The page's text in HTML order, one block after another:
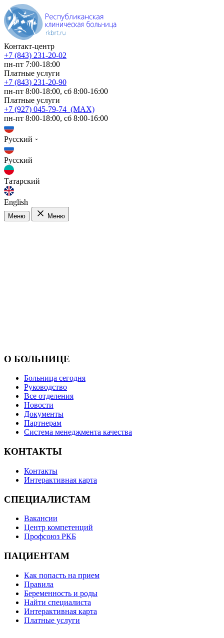
Контакт-центр
+7 (843) 231-20-02
пн-пт 7:00-18:00
Платные услуги
+7 (843) 231-20-90
пн-пт 8:00-18:00, сб 8:00-16:00
Платные услуги
+7 (927) 045-79-74 (MAX)
пн-пт 8:00-18:00, сб 8:00-16:00
Русский
Русский
Татарский
English
Меню Меню
О БОЛЬНИЦЕ
Больница сегодня
Руководство
Все отделения
Новости
Документы
Партнерам
Система менеджмента качества
КОНТАКТЫ
Контакты
Интерактивная карта
СПЕЦИАЛИСТАМ
Вакансии
Центр компетенций
Профсоюз РКБ
ПАЦИЕНТАМ
Как попасть на прием
Правила
Беременность и роды
Найти специалиста
Интерактивная карта
Платные услуги